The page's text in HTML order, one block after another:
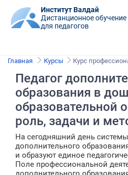
Институт Валдай
Дистанционное обучение
для педагогов
Главная Курсы Курс
Педагог
образования в
образовательной
роль, задачи и
На сегодняшний день
дополнительного
и образуют единое
Поле профессиональной